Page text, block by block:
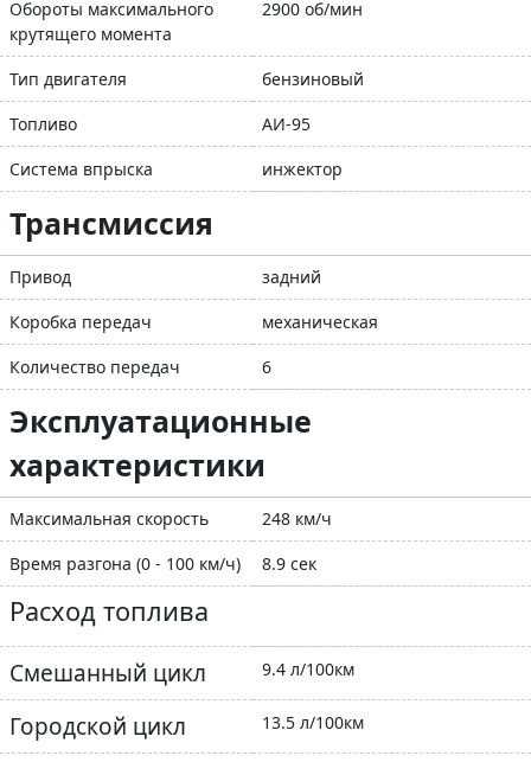
Обороты максимального
крутящего момента
2900 об/мин
Тип двигателя
бензиновый
Топливо
АИ-95
Система впрыска
инжектор
Трансмиссия
Привод
задний
Коробка передач
механическая
Количество передач
6
Эксплуатационные
характеристики
Максимальная скорость
248 км/ч
Время разгона (0 - 100 км/ч)
8.9 сек
Расход топлива
Смешанный цикл 9.4 л/100км
Городской цикл 13.5 л/100км